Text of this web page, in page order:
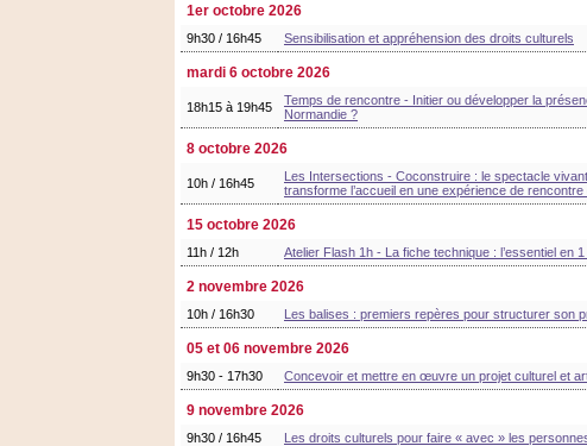
1er octobre 2026
9h30 / 16h45 Sensibilisation et appréhension des droits culturels
mardi 6 octobre 2026
18h15 à 19h45
Temps de rencontre - Initier ou développer la
Normandie ?
8 octobre 2026
10h / 16h45
Les Intersections - Coconstruire : le spectacle
transforme l’accueil en une expérience de rencontre
15 octobre 2026
11h / 12h Atelier Flash 1h - La fiche technique : l’essentiel en
2 novembre 2026
10h / 16h30 Les balises : premiers repères pour structurer son
05 et 06 novembre 2026
9h30 - 17h30 Concevoir et mettre en œuvre un projet culturel et
9 novembre 2026
9h30 / 16h45 Les droits culturels pour faire « avec » les